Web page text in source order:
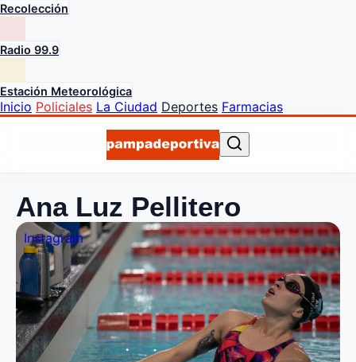
Recolección
Radio 99.9
Estación Meteorológica
Inicio Policiales La Ciudad Deportes Farmacias
Ana Luz Pellitero
Instagram